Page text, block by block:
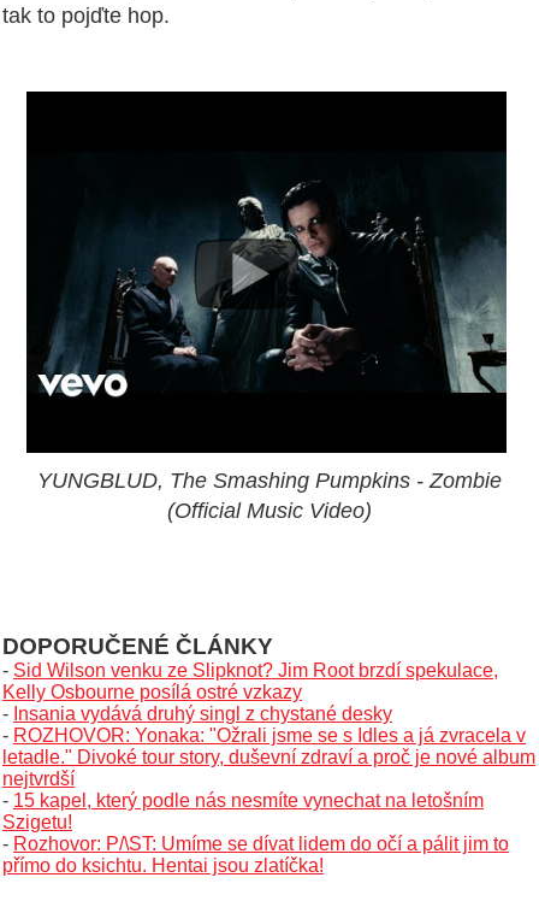
tak to pojďte hop.
YUNGBLUD, The Smashing Pumpkins - Zombie
(Official Music Video)
DOPORUČENÉ ČLÁNKY
- Sid Wilson venku ze Slipknot? Jim Root brzdí spekulace,
Kelly Osbourne posílá ostré vzkazy
- Insania vydává druhý singl z chystané desky
- ROZHOVOR: Yonaka: "Ožrali jsme se s Idles a já zvracela v
letadle." Divoké tour story, duševní zdraví a proč je nové album
nejtvrdší
- 15 kapel, který podle nás nesmíte vynechat na letošním
Szigetu!
- Rozhovor: P/\ST: Umíme se dívat lidem do očí a pálit jim to
přímo do ksichtu. Hentai jsou zlatíčka!